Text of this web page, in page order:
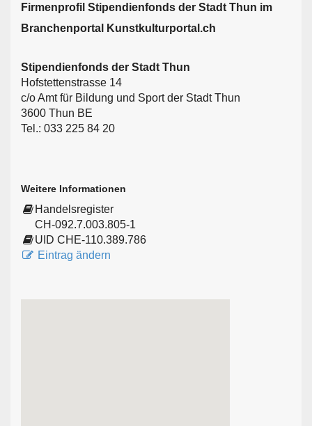
Firmen­profil Stipendienfonds der Stadt Thun im
Branchen­portal Kunstkulturportal.ch
Stipendienfonds der Stadt Thun
Hofstettenstrasse 14
c/o Amt für Bildung und Sport der Stadt Thun
3600 Thun BE
Tel.: 033 225 84 20
Weitere Informationen
Handelsregister
CH-092.7.003.805-1
UID CHE-110.389.786
Eintrag ändern